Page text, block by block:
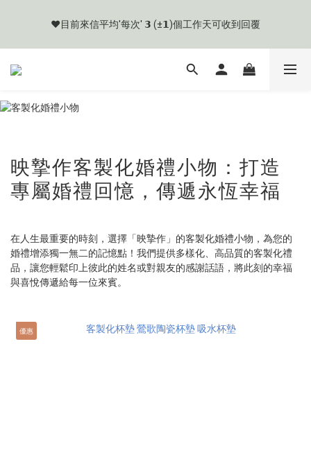
知。
❤️目前來信平均'每次' 𝟯 (±𝟭)個工作天可收到回覆
🧡目前商品製作天數約 𝟳 ~ 𝟭𝟮 個工作天起
網路購物有流程規則，為保購物愉快，購買前應詳閱商品購物須
映摯作客製化婚禮小物：打造
專屬婚禮回憶，傳遞永恆幸福
在人生最重要的時刻，選擇「映摯作」的客製化婚禮小物，為您的
婚禮增添獨一無二的記憶點！我們提供多樣化、高品質的客製化禮
品，讓您輕鬆印上彼此的姓名或對親友的感謝話語，將此刻的幸福
與喜悅傳遞給每一位來賓。
優惠